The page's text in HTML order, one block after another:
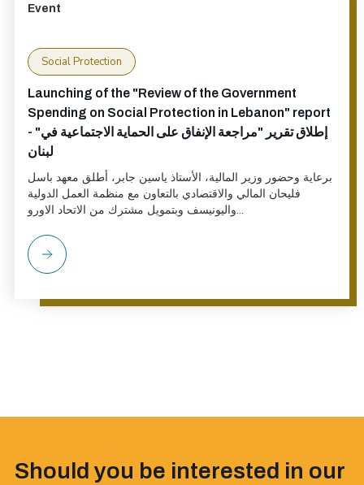
Event
Social Protection
Launching of the "Review of the Government
Spending on Social Protection in Lebanon" report
- "إطلاق تقرير "مراجعة الإنفاق على الحماية الاجتماعية في
لبنان
برعاية وحضور وزير المالية، الأستاذ ياسين جابر، أطلق معهد باسل
فليحان المالي والاقتصادي بالتعاون مع منظمة العمل الدولية
واليونيسف وبتمويل مشترك من الاتحاد الاورو...
Should you be interested in our